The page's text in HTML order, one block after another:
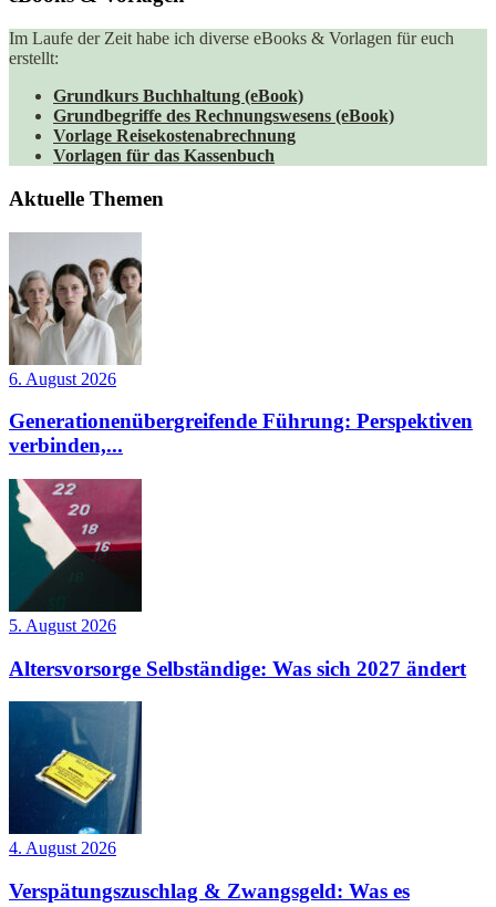
Im Laufe der Zeit habe ich diverse eBooks & Vorlagen für euch
erstellt:
Grundkurs Buchhaltung (eBook)
Grundbegriffe des Rechnungswesens (eBook)
Vorlage Reisekostenabrechnung
Vorlagen für das Kassenbuch
Aktuelle Themen
6. August 2026
Generationenübergreifende Führung: Perspektiven
verbinden,...
5. August 2026
Altersvorsorge Selbständige: Was sich 2027 ändert
4. August 2026
Verspätungszuschlag & Zwangsgeld: Was es